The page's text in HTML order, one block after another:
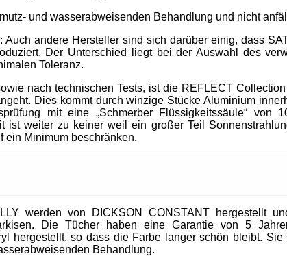
und wasserabweisenden Behandlung und nicht
: Auch andere Hersteller sind sich darüber einig, dass
Der Unterschied liegt bei der Auswahl des
Toleranz.
nach technischen Tests, ist die REFLECT
Dies kommt durch winzige Stücke Aluminium
mit eine „Schmerber Flüssigkeitssäule“ von
ist weiter zu keiner weil ein großer Teil
ein Minimum beschränken.
werden von DICKSON CONSTANT hergestellt
Die Tücher haben eine Garantie von 5
hergestellt, so dass die Farbe langer schön bleibt.
Behandlung.